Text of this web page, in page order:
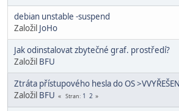
debian unstable -suspend
Založil JoHo
Jak odinstalovat zbytečné graf. prostředí?
Založil BFU
Ztráta přístupového hesla do OS
Založil BFU Stran 1 2